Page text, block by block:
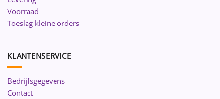
Voorraad
Toeslag kleine orders
KLANTENSERVICE
Bedrijfsgegevens
Contact